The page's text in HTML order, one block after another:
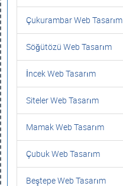
Çukurambar Web Tasarım
Söğütözü Web Tasarım
İncek Web Tasarım
Siteler Web Tasarım
Mamak Web Tasarım
Çubuk Web Tasarım
Beştepe Web Tasarım